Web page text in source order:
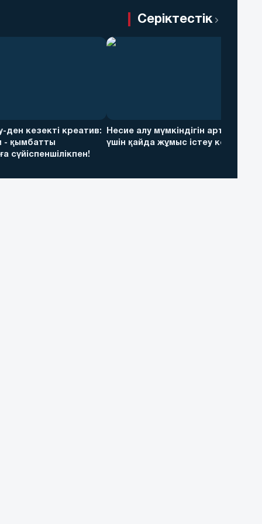
Серіктестік
ден кезекті креатив:
- қымбатты
сүйіспеншілікпен!
Несие алу мүмкіндігін арттыру
үшін қайда жұмыс істеу керек